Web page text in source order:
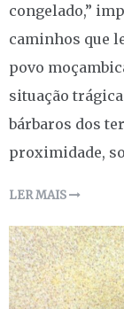
congelado,”
caminhos que
povo
situação
bárbaros dos
proximidade,
LER MAIS